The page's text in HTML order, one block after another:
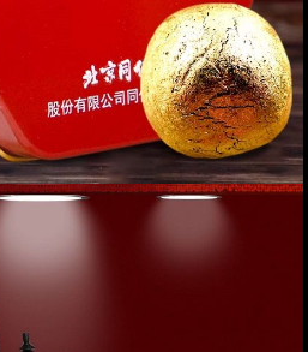
hoàn hộp thiếc màu đỏ loại